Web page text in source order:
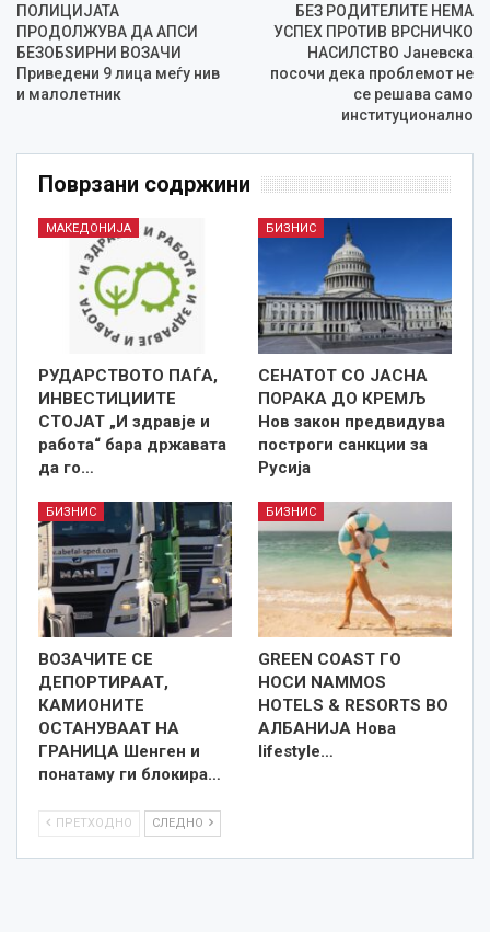
ПОЛИЦИЈАТА
ПРОДОЛЖУВА ДА АПСИ
БЕЗОБЅИРНИ ВОЗАЧИ
Приведени 9 лица меѓу нив
и малолетник
БЕЗ РОДИТЕЛИТЕ НЕМА
УСПЕХ ПРОТИВ ВРСНИЧКО
НАСИЛСТВО Јаневска
посочи дека проблемот не
се решава само
институционално
Поврзани содржини
МАКЕДОНИЈА
РУДАРСТВОТО ПАЃА,
ИНВЕСТИЦИИТЕ
СТОЈАТ „И здравје и
работа“ бара државата
да го…
БИЗНИС
СЕНАТОТ СО ЈАСНА
ПОРАКА ДО КРЕМЉ
Нов закон предвидува
построги санкции за
Русија
БИЗНИС
ВОЗАЧИТЕ СЕ
ДЕПОРТИРААТ,
КАМИОНИТЕ
ОСТАНУВААТ НА
ГРАНИЦА Шенген и
понатаму ги блокира…
БИЗНИС
GREEN COAST ГО
НОСИ NAMMOS
HOTELS & RESORTS ВО
АЛБАНИЈА Нова
lifestyle…
ПРЕТХОДНО СЛЕДНО